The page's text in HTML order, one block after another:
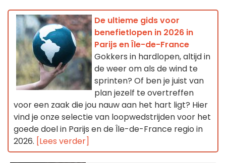
De ultieme gids voor
benefietlopen in 2026 in
Parijs en Île-de-France
Gokkers in hardlopen, altijd in
de weer om als de wind te
sprinten? Of ben je juist van
plan jezelf te overtreffen
voor een zaak die jou nauw aan het hart ligt? Hier
vind je onze selectie van loopwedstrijden voor het
goede doel in Parijs en de Île-de-France regio in
2026. [Lees verder]